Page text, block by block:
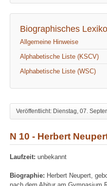
Biographisches
Allgemeine Hinweise
Alphabetische Liste (KSCV)
Alphabetische Liste (WSC)
Veröffentlicht: Dienstag, 07.
N 10 - Herbert
Laufzeit: unbekannt
Biographie: Herbert Neupert,